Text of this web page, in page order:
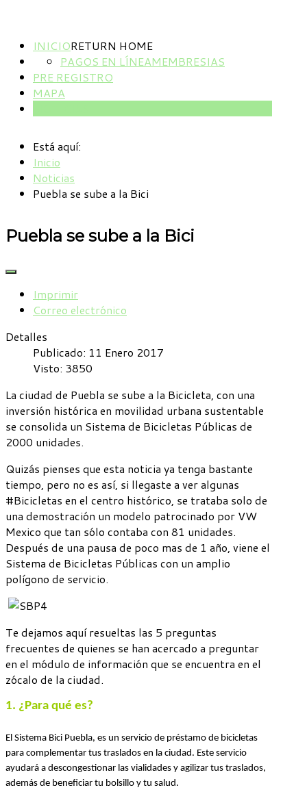
INICIORETURN HOME
MEMBRESIAS
PAGOS EN LÍNEA
PRE REGISTRO
MAPA
Está aquí:
Inicio
Noticias
Puebla se sube a la Bici
Puebla se sube a la Bici
Imprimir
Correo electrónico
Detalles
Publicado: 11 Enero 2017
Visto: 3850
La ciudad de Puebla se sube a la Bicicleta, con una
inversión histórica en movilidad urbana sustentable
se consolida un Sistema de Bicicletas Públicas de
2000 unidades.
Quizás pienses que esta noticia ya tenga bastante
tiempo, pero no es así, si llegaste a ver algunas
#Bicicletas en el centro histórico, se trataba solo de
una demostración un modelo patrocinado por VW
Mexico que tan sólo contaba con 81 unidades.
Después de una pausa de poco mas de 1 año, viene el
Sistema de Bicicletas Públicas con un amplio
polígono de servicio.
Te dejamos aquí resueltas las 5 preguntas
frecuentes de quienes se han acercado a preguntar
en el módulo de información que se encuentra en el
zócalo de la ciudad.
1. ¿Para qué es?
El Sistema Bici Puebla, es un servicio de préstamo de bicicletas
para complementar tus traslados en la ciudad. Este servicio
ayudará a descongestionar las vialidades y agilizar tus traslados,
además de beneficiar tu bolsillo y tu salud.